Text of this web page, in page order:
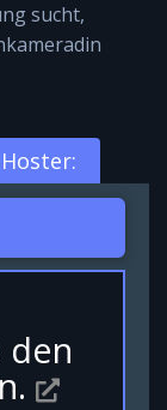
sucht,
den